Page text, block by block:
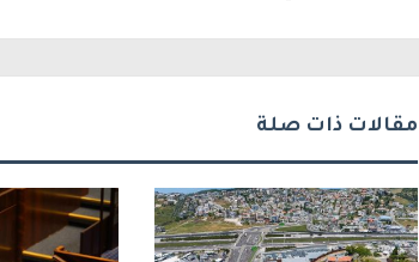
و
ن
مقالات ذات صلة